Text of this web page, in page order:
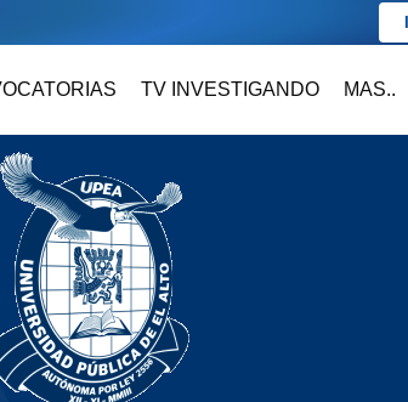
TV INVESTIGANDO MAS..